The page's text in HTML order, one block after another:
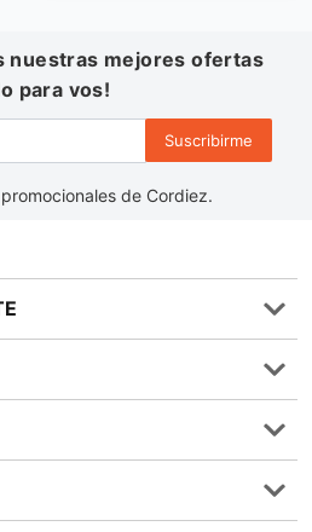
nuestras mejores ofertas
para vos!
Suscribirme
de Cordiez.